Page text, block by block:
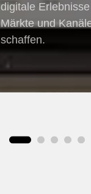
digitale
Märkte und
schaffen.